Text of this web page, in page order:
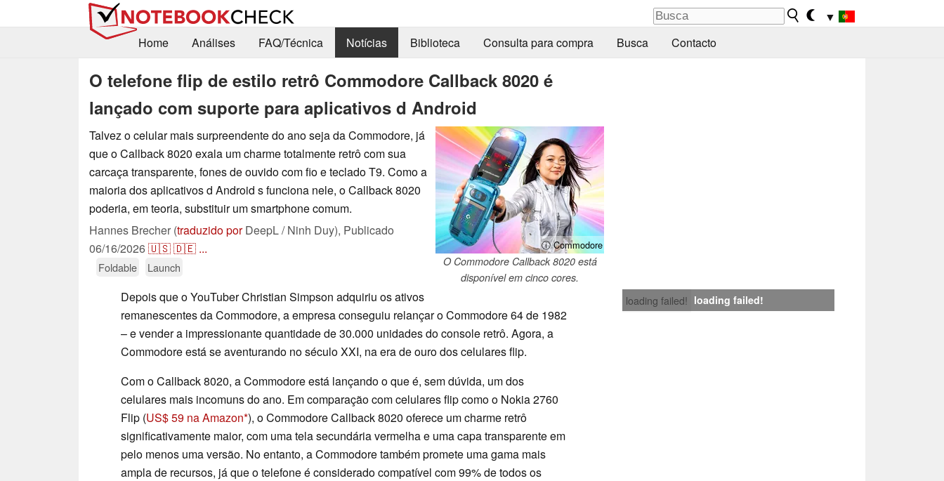
▼
Home
Análises FAQ/Técnica Notícias Biblioteca Consulta para compra Busca Contacto
O telefone flip de estilo retrô Commodore Callback 8020 é
lançado com suporte para aplicativos d Android
ⓘ Commodore
O Commodore Callback 8020 está
disponível em cinco cores.
Talvez o celular mais surpreendente do ano seja da Commodore, já
que o Callback 8020 exala um charme totalmente retrô com sua
carcaça transparente, fones de ouvido com fio e teclado T9. Como a
maioria dos aplicativos d Android s funciona nele, o Callback 8020
poderia, em teoria, substituir um smartphone comum.
Hannes Brecher (traduzido porDeepL / Ninh Duy), Publicado
06/16/2026🇺🇸🇩🇪 ...
Foldable Launch
loading failed! loading failed!
Depois que o YouTuber Christian Simpson adquiriu os ativos
remanescentes da Commodore, a empresa conseguiu relançar o Commodore 64 de 1982
– e vender a impressionante quantidade de 30.000 unidades do console retrô. Agora, a
Commodore está se aventurando no século XXI, na era de ouro dos celulares flip.
Com o Callback 8020, a Commodore está lançando o que é, sem dúvida, um dos
celulares mais incomuns do ano. Em comparação com celulares flip como o Nokia 2760
Flip (US$ 59 na Amazon ), o Commodore Callback 8020 oferece um charme retrô
significativamente maior, com uma tela secundária vermelha e uma capa transparente em
pelo menos uma versão. No entanto, a Commodore também promete uma gama mais
ampla de recursos, já que o telefone é considerado compatível com 99% de todos os